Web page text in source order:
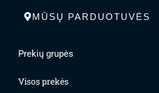
MŪSŲ PARDUOTUVĖS
Prekių grupės
Visos prekės